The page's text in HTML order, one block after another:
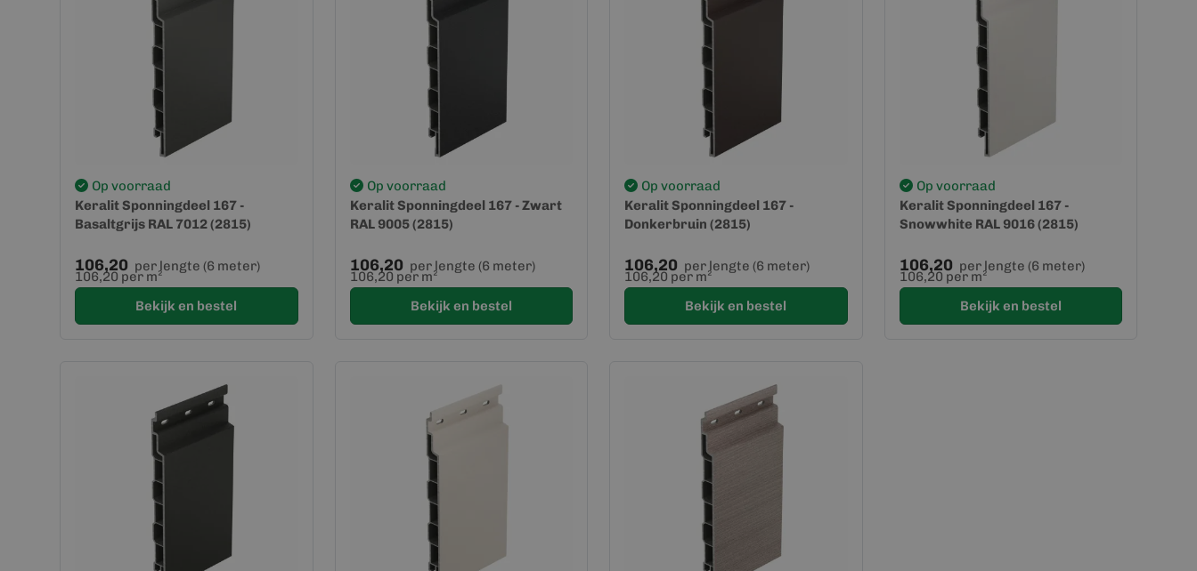
Op voorraad
Keralit Sponningdeel 167 -
Basaltgrijs RAL 7012 (2815)
106,20 per lengte (6 meter)
106,20 per m²
Bekijk en bestel
Op voorraad
Keralit Sponningdeel 167 - Zwart
RAL 9005 (2815)
106,20 per lengte (6 meter)
106,20 per m²
Bekijk en bestel
Op voorraad
Keralit Sponningdeel 167 -
Donkerbruin (2815)
106,20 per lengte (6 meter)
106,20 per m²
Bekijk en bestel
Op voorraad
Keralit Sponningdeel 167 -
Snowwhite RAL 9016 (2815)
106,20 per lengte (6 meter)
106,20 per m²
Bekijk en bestel